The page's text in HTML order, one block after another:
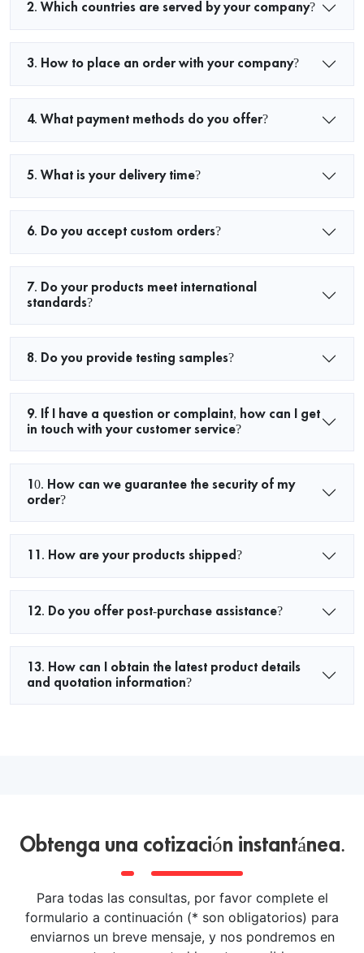
2. Which countries are served by your company?
3. How to place an order with your company?
4. What payment methods do you offer?
5. What is your delivery time?
6. Do you accept custom orders?
7. Do your products meet international
standards?
8. Do you provide testing samples?
9. If I have a question or complaint, how can I get
in touch with your customer service?
10. How can we guarantee the security of my
order?
11. How are your products shipped?
12. Do you offer post-purchase assistance?
13. How can I obtain the latest product details
and quotation information?
Obtenga una cotización instantánea.
Para todas las consultas, por favor complete el
formulario a continuación (* son obligatorios) para
enviarnos un breve mensaje, y nos pondremos en